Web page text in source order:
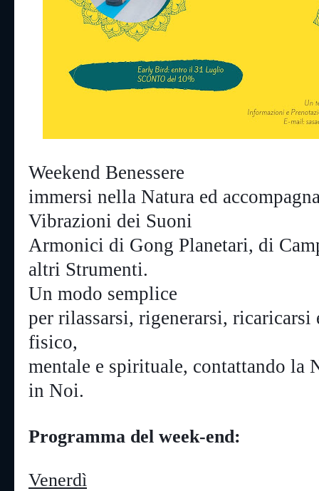
Weekend Benessere
immersi nella Natura ed
Vibrazioni dei Suoni
Armonici di Gong Planetari, di
altri Strumenti.
Un modo semplice
per rilassarsi, rigenerarsi, ricaricarsi
fisico,
mentale e spirituale, contattando la
in Noi.
Programma del week-end:
Venerdì